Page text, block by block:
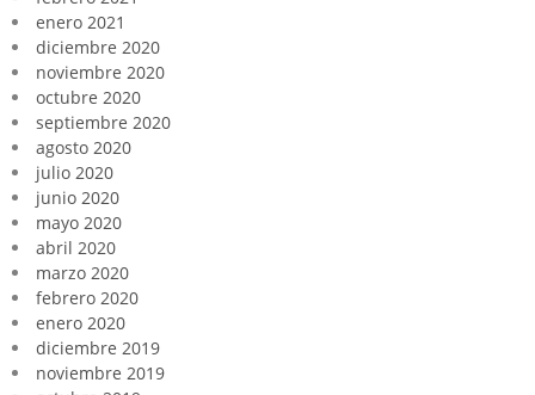
enero 2021
diciembre 2020
noviembre 2020
octubre 2020
septiembre 2020
agosto 2020
julio 2020
junio 2020
mayo 2020
abril 2020
marzo 2020
febrero 2020
enero 2020
diciembre 2019
noviembre 2019